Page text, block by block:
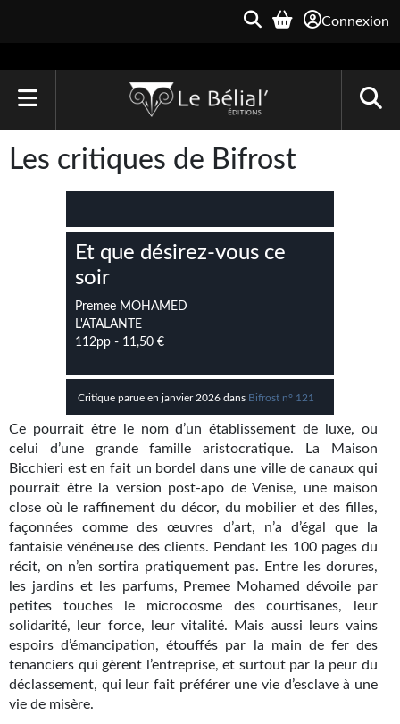
Connexion
Le Bélial'
Une Heure-Lumière
Archive du Futur
Parallaxe
Quarante-Deux
Kvasar
Pulps
Wotan
Étoiles vives
Yellow Submarine
NUMÉRIQUE
Romans et recueils
Une Heure-Lumière
Nouvelles
Les critiques de Bifrost
Et que désirez-vous ce
soir
Premee MOHAMED
L'ATALANTE
112pp - 11,50 €
Critique parue en janvier 2026 dans Bifrost n° 121
Ce pourrait être le nom d’un établissement de luxe, ou
celui d’une grande famille aristocratique. La Maison
Bicchieri est en fait un bordel dans une ville de canaux qui
pourrait être la version post-apo de Venise, une maison
close où le raffinement du décor, du mobilier et des filles,
façonnées comme des œuvres d’art, n’a d’égal que la
fantaisie vénéneuse des clients. Pendant les 100 pages du
récit, on n’en sortira pratiquement pas. Entre les dorures,
les jardins et les parfums, Premee Mohamed dévoile par
petites touches le microcosme des courtisanes, leur
solidarité, leur force, leur vitalité. Mais aussi leurs vains
espoirs d’émancipation, étouffés par la main de fer des
tenanciers qui gèrent l’entreprise, et surtout par la peur du
déclassement, qui leur fait préférer une vie d’esclave à une
vie de misère.